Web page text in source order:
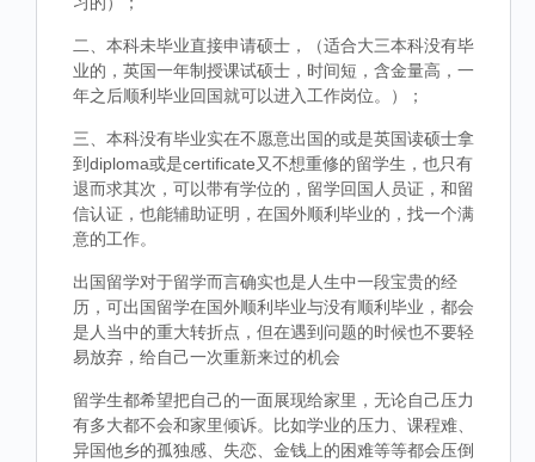
二、本科未毕业直接申请硕士，（适合大三本科没有毕
业的，英国一年制授课试硕士，时间短，含金量高，一
年之后顺利毕业回国就可以进入工作岗位。）；
三、本科没有毕业实在不愿意出国的或是英国读硕士拿
到diploma或是certificate又不想重修的留学生，也只有
退而求其次，可以带有学位的，留学回国人员证，和留
信认证，也能辅助证明，在国外顺利毕业的，找一个满
意的工作。
出国留学对于留学而言确实也是人生中一段宝贵的经
历，可出国留学在国外顺利毕业与没有顺利毕业，都会
是人当中的重大转折点，但在遇到问题的时候也不要轻
易放弃，给自己一次重新来过的机会
留学生都希望把自己的一面展现给家里，无论自己压力
有多大都不会和家里倾诉。比如学业的压力、课程难、
异国他乡的孤独感、失恋、金钱上的困难等等都会压倒